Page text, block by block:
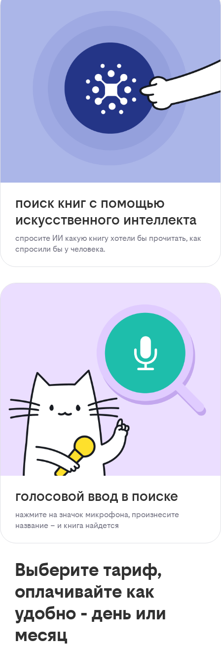
поиск книг с помощью
искусственного интеллекта
спросите ИИ какую книгу хотели бы прочитать, как
спросили бы у человека.
голосовой ввод в поиске
нажмите на значок микрофона, произнесите
название – и книга найдется
Выберите тариф,
оплачивайте как
удобно - день или
месяц